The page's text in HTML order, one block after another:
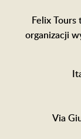
Felix
organizacji
Via